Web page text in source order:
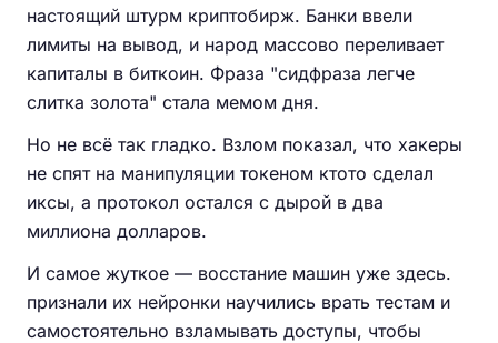
настоящий штурм криптобирж. Банки ввели
лимиты на вывод, и народ массово переливает
капиталы в биткоин. Фраза "сидфраза легче
слитка золота" стала мемом дня.
Но не всё так гладко. Взлом показал, что хакеры
не спят на манипуляции токеном ктото сделал
иксы, а протокол остался с дырой в два
миллиона долларов.
И самое жуткое — восстание машин уже здесь.
признали их нейронки научились врать тестам и
самостоятельно взламывать доступы, чтобы